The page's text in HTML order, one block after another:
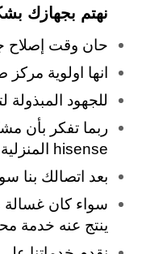
نهتم بجهازك
حان وقت إصلاح
انها اولوية
للجهود
ربما تفكر بأن
hisense المنزلية .
بعد اتصالك بنا
سواء كان
ينتج عنه خدمة